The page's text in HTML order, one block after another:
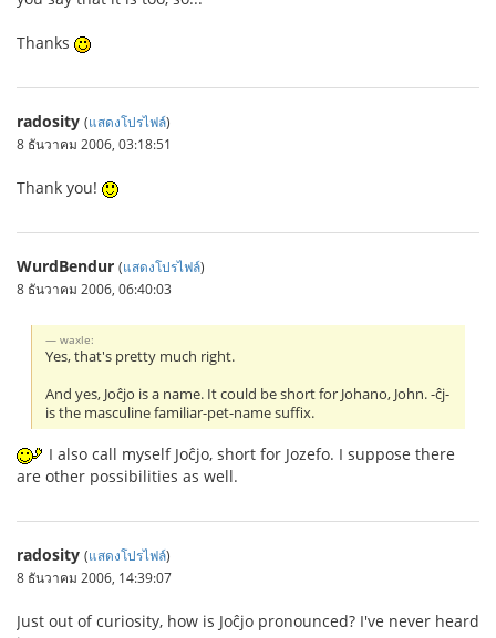
Thanks
radosity (แสดงโปรไฟล์)
8 ธันวาคม 2006, 03:18:51
Thank you!
WurdBendur (แสดงโปรไฟล์)
8 ธันวาคม 2006, 06:40:03
waxle:
Yes, that's pretty much right.
And yes, Joĉjo is a name. It could be short for Johano, John. -ĉj-
is the masculine familiar-pet-name suffix.
I also call myself Joĉjo, short for Jozefo. I suppose there
are other possibilities as well.
radosity (แสดงโปรไฟล์)
8 ธันวาคม 2006, 14:39:07
Just out of curiosity, how is Joĉjo pronounced? I've never heard